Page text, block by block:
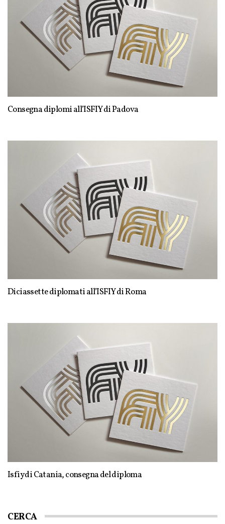
Consegna diplomi all’ISFIY di Padova
Diciassette diplomati all’ISFIY di Roma
Isfiy di Catania, consegna del diploma
CERCA